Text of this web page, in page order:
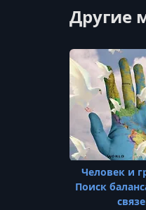
Другие
Человек и
Поиск